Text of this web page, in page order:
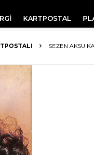
KARTPOSTAL
SEZEN AKSU